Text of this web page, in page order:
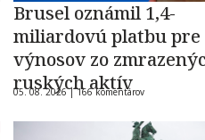
Brusel oznámil 1,4-
miliardovú platbu pre
výnosov zo
ruských aktív
05. 08. 2026 |166 komentárov